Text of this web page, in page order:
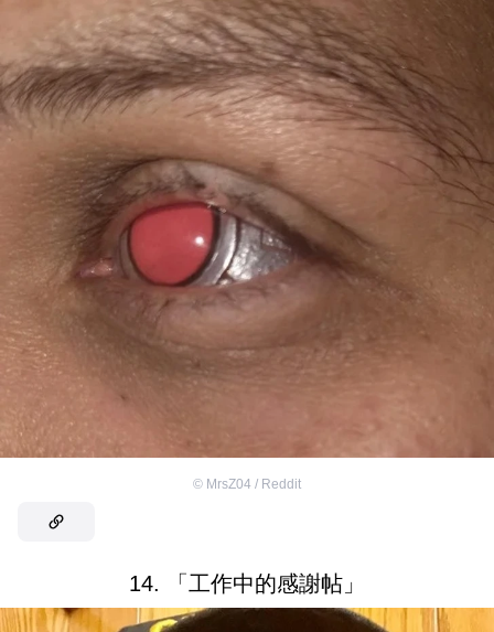
© MrsZ04 / Reddit
14. 「工作中的感謝帖」